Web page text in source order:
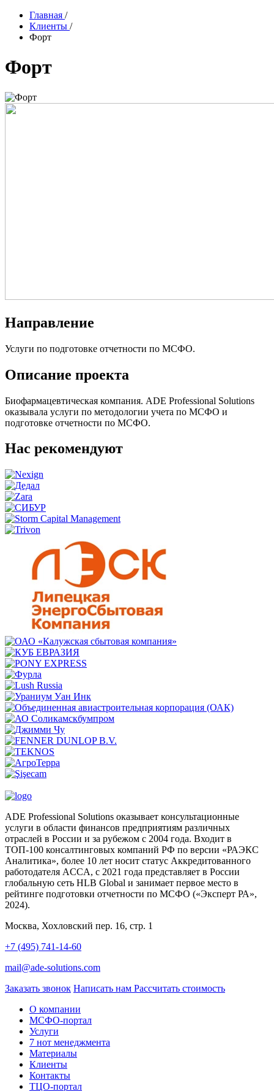
Главная /
Клиенты /
Форт
Форт
Направление
Услуги по подготовке отчетности по МСФО.
Описание проекта
Биофармацевтическая компания. ADE Professional Solutions
оказывала услуги по методологии учета по МСФО и
подготовке отчетности по МСФО.
Нас рекомендуют
ADE Professional Solutions оказывает консультационные
услуги в области финансов предприятиям различных
отраслей в России и за рубежом с 2004 года. Входит в
ТОП-100 консалтинговых компаний РФ по версии «РАЭКС
Аналитика», более 10 лет носит статус Аккредитованного
работодателя ACCA, с 2021 года представляет в России
глобальную сеть HLB Global и занимает первое место в
рейтинге подготовки отчетности по МСФО («Эксперт РА»,
2024).
Москва, Хохловский пер. 16, стр. 1
+7 (495) 741-14-60
mail@ade-solutions.com
Заказать звонок Написать нам Рассчитать стоимость
О компании
МСФО-портал
Услуги
7 нот менеджмента
Материалы
Клиенты
Контакты
ТЦО-портал